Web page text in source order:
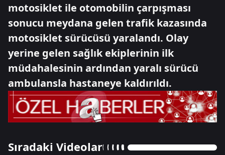
motosiklet ile otomobilin çarpışması
sonucu meydana gelen trafik kazasında
motosiklet sürücüsü yaralandı. Olay
yerine gelen sağlık ekiplerinin ilk
müdahalesinin ardından yaralı sürücü
ambulansla hastaneye kaldırıldı.
Sıradaki Videolar